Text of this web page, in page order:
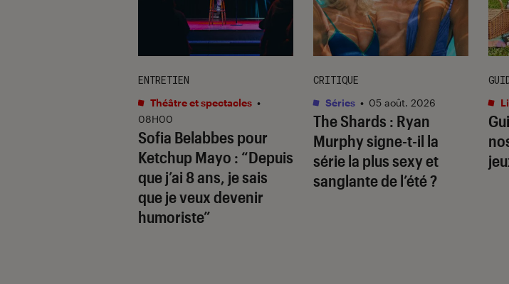
Sofia Belabbes pour
Ketchup Mayo : “Depuis
que j’ai 8 ans, je sais
que je veux devenir
humoriste”
ENTRETIEN
Théâtre et spectacles •
08H00
The Shards : Ryan
Murphy signe-t-il la
série la plus sexy et
sanglante de l’été ?
CRITIQUE
Séries • 05 août. 2026